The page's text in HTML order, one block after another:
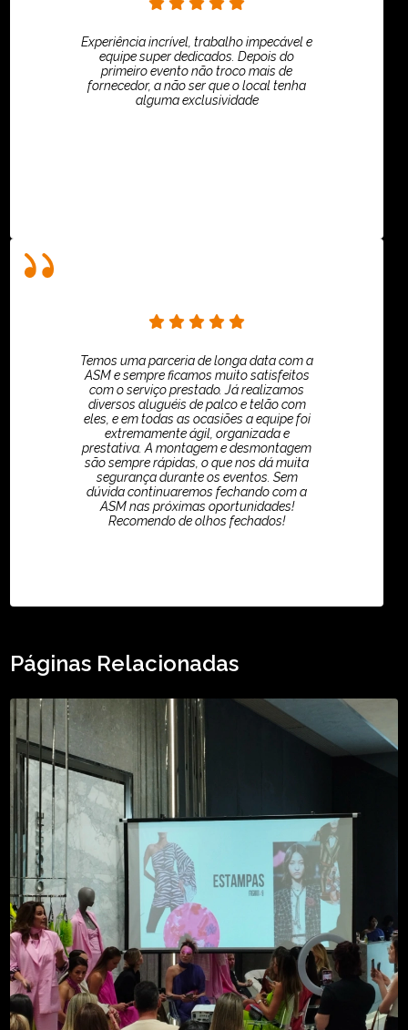
Experiência incrível, trabalho impecável e
equipe super dedicados. Depois do
primeiro evento não troco mais de
fornecedor, a não ser que o local tenha
alguma exclusividade
Temos uma parceria de longa data com a
ASM e sempre ficamos muito satisfeitos
com o serviço prestado. Já realizamos
diversos aluguéis de palco e telão com
eles, e em todas as ocasiões a equipe foi
extremamente ágil, organizada e
prestativa. A montagem e desmontagem
são sempre rápidas, o que nos dá muita
segurança durante os eventos. Sem
dúvida continuaremos fechando com a
ASM nas próximas oportunidades!
Recomendo de olhos fechados!
Páginas Relacionadas